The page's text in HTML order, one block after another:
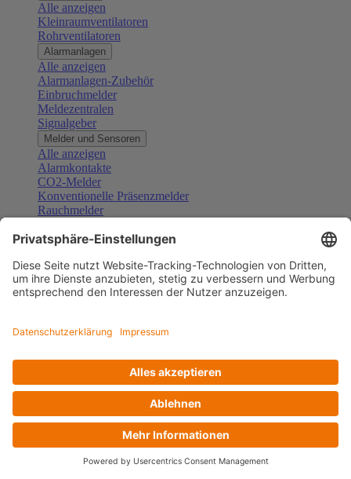
Alle anzeigen
Kleinraumventilatoren
Rohrventilatoren
Alarmanlagen
Alle anzeigen
Alarmanlagen-Zubehör
Einbruchmelder
Meldezentralen
Signalgeber
Melder und Sensoren
Alle anzeigen
Alarmkontakte
CO2-Melder
Konventionelle Präsenzmelder
Rauchmelder
Gefahrenmelder
Türsprechanlagen
Alle anzeigen
Außenstationen
Klingeltaster und Gongs
Sprechanlagen-Sets
Zubehör Türkommunikation
Videoüberwachung
Zubehör Videoüberwachung
Alle anzeigen